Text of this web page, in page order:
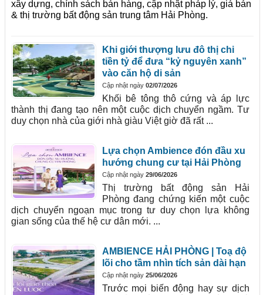
xây dựng, chính sách bán hàng, cập nhật pháp lý, giá bán
& thị trường bất động sản trung tâm Hải Phòng.
Khi giới thượng lưu đô thị chi
tiền tỷ để đưa “kỷ nguyên xanh”
vào căn hộ di sản
Cập nhật ngày 02/07/2026
Khối bê tông thô cứng và áp lực
thành thị đang tạo nên một cuộc dịch chuyển ngầm. Tư
duy chọn nhà của giới nhà giàu Việt giờ đã rất ...
Lựa chọn Ambience đón đầu xu
hướng chung cư tại Hải Phòng
Cập nhật ngày 29/06/2026
Thị trường bất động sản Hải
Phòng đang chứng kiến một cuộc
dịch chuyển ngoạn mục trong tư duy chọn lựa không
gian sống của thế hệ cư dân mới. ...
AMBIENCE HẢI PHÒNG | Toạ độ
lõi cho tầm nhìn tích sản dài hạn
Cập nhật ngày 25/06/2026
Trước mọi biến động hay sự dịch